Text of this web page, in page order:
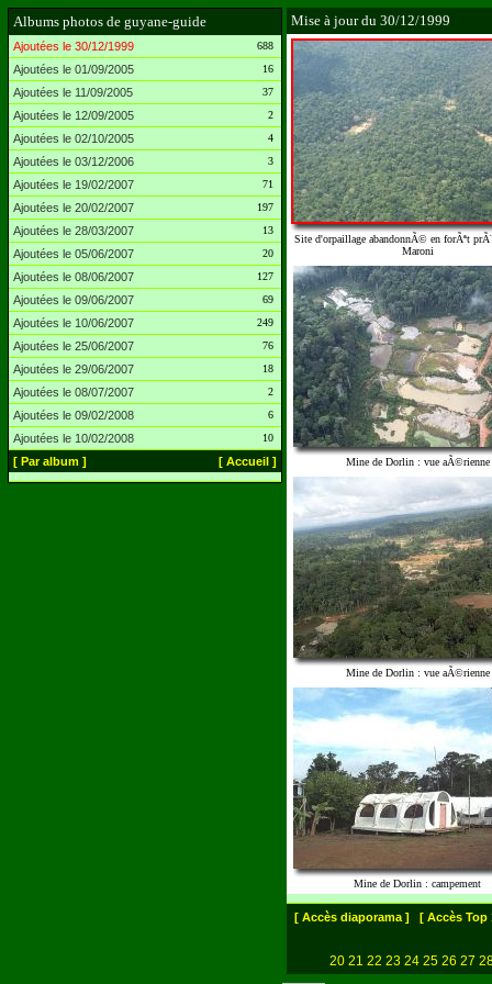
Albums photos de guyane-guide
Ajoutées le 30/12/1999 688
Ajoutées le 01/09/2005 16
Ajoutées le 11/09/2005 37
Ajoutées le 12/09/2005 2
Ajoutées le 02/10/2005 4
Ajoutées le 03/12/2006 3
Ajoutées le 19/02/2007 71
Ajoutées le 20/02/2007 197
Ajoutées le 28/03/2007 13
Ajoutées le 05/06/2007 20
Ajoutées le 08/06/2007 127
Ajoutées le 09/06/2007 69
Ajoutées le 10/06/2007 249
Ajoutées le 25/06/2007 76
Ajoutées le 29/06/2007 18
Ajoutées le 08/07/2007 2
Ajoutées le 09/02/2008 6
Ajoutées le 10/02/2008 10
[ Par album ] [ Accueil ]
Mise à jour du 30/12/1999
Site d'orpaillage abandonnÃ© en forÃªt
Maroni
Mine de Dorlin : vue aÃ©rienne
Mine de Dorlin : vue aÃ©rienne
Mine de Dorlin : campement
[ Accès diaporama ] [ Accès Top
20 21 22 23 24 25 26 27